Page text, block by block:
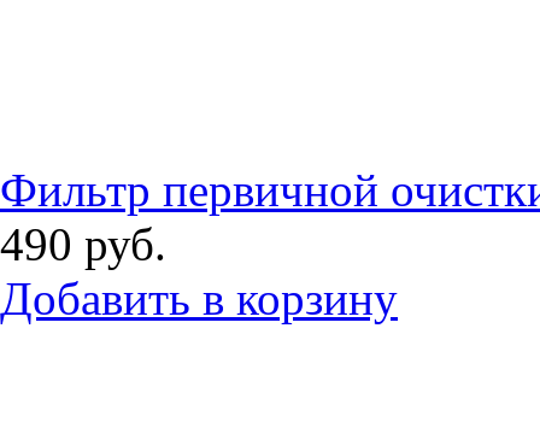
Фильтр первичной
490 руб.
Добавить в корзину